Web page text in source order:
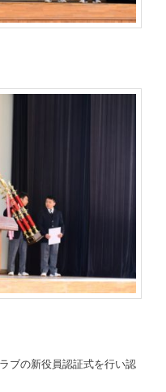
ブの新役員認証式を行い認